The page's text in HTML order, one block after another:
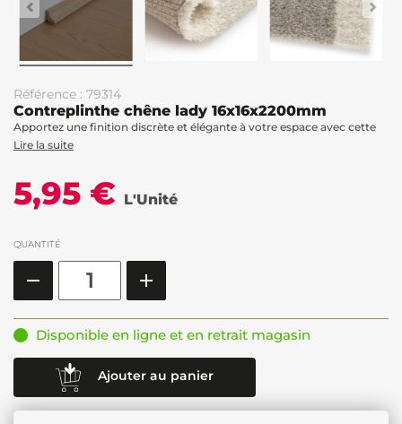
Référence : 79314
Contreplinthe chêne lady 16x16x2200mm
Apportez une finition discrète et élégante à votre espace avec cette
Lire la suite
5,95 € L'Unité
QUANTITÉ
Disponible en ligne et en retrait magasin
Ajouter au panier